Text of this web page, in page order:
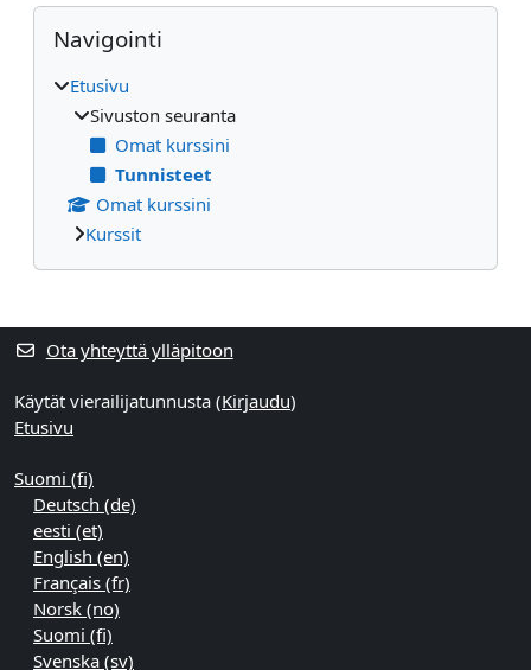
Lohkot
Ohita Navigointi
Navigointi
Etusivu
Sivuston seuranta
Omat kurssini
Tunnisteet
Omat kurssini
Kurssit
Täydentävät lohkot
Ota yhteyttä ylläpitoon
Käytät vierailijatunnusta (Kirjaudu)
Etusivu
Suomi ‎(fi)‎
Deutsch ‎(de)‎
eesti ‎(et)‎
English ‎(en)‎
Français ‎(fr)‎
Norsk ‎(no)‎
Suomi ‎(fi)‎
Svenska ‎(sv)‎